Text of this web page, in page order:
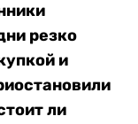
резко
и
ли